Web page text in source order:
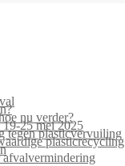
nu verder?
25 mei 2025
tegen plasticvervuiling
plasticrecycling